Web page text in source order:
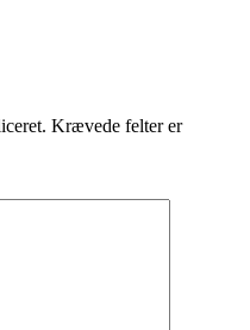
Krævede felter er